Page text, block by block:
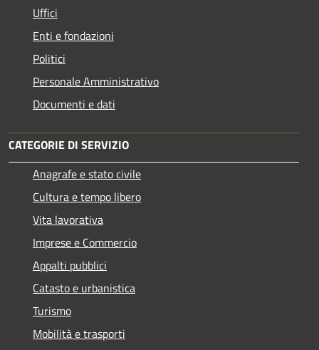
Uffici
Enti e fondazioni
Politici
Personale Amministrativo
Documenti e dati
CATEGORIE DI SERVIZIO
Anagrafe e stato civile
Cultura e tempo libero
Vita lavorativa
Imprese e Commercio
Appalti pubblici
Catasto e urbanistica
Turismo
Mobilità e trasporti